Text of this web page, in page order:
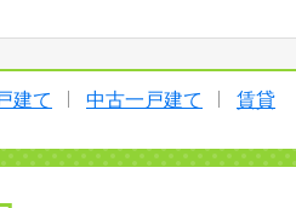
建て 中古一戸建て 賃貸